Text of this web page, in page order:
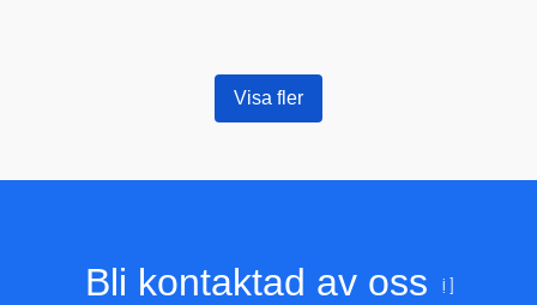
Visa fler
Bli kontaktad av oss